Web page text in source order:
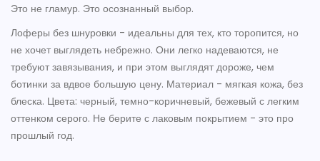
Это не гламур. Это осознанный выбор.
Лоферы без шнуровки - идеальны для тех, кто торопится, но
не хочет выглядеть небрежно. Они легко надеваются, не
требуют завязывания, и при этом выглядят дороже, чем
ботинки за вдвое большую цену. Материал - мягкая кожа, без
блеска. Цвета: черный, темно-коричневый, бежевый с легким
оттенком серого. Не берите с лаковым покрытием - это про
прошлый год.